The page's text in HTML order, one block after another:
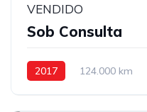
VENDIDO
Sob Consulta
2017 124.000 km